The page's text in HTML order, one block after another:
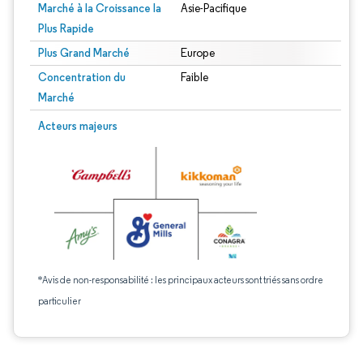
Marché à la Croissance la
Plus Rapide
Asie-Pacifique
Plus Grand Marché Europe
Concentration du
Marché
Faible
Acteurs majeurs
*Avis de non-responsabilité : les principaux acteurs sont triés sans ordre
particulier